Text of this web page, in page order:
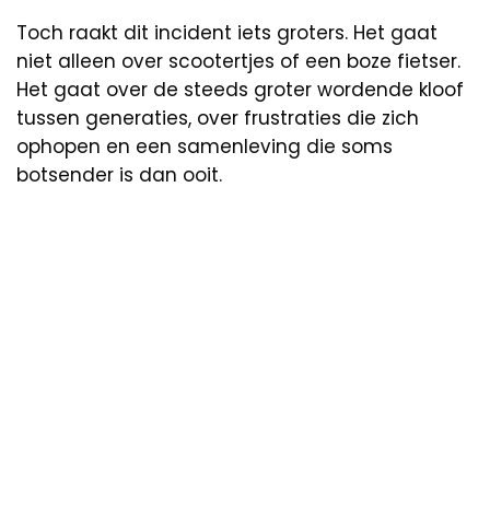
Toch raakt dit incident iets groters. Het gaat
niet alleen over scootertjes of een boze fietser.
Het gaat over de steeds groter wordende kloof
tussen generaties, over frustraties die zich
ophopen en een samenleving die soms
botsender is dan ooit.